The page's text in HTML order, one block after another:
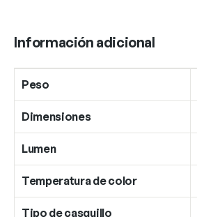
Información adicional
Peso
Dimensiones
Lumen
Temperatura de color
Tipo de casquillo